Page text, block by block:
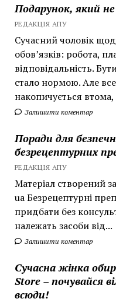
Подарунок, який
РЕДАКЦІЯ АПУ
Сучасний чоловік
обов’язків: робота,
відповідальність.
стало нормою. Але
накопичується втома,
Залишити коментар
Поради для
безрецептурних
РЕДАКЦІЯ АПУ
Матеріал створений
ua Безрецептурні
придбати без
належать засоби від...
Залишити коментар
Сучасна жінка
Store – почувайся
всюди!